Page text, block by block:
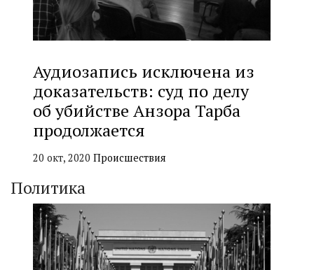
Аудиозапись исключена из
доказательств: суд по делу
об убийстве Анзора Тарба
продолжается
20 окт, 2020 Происшествия
Политика